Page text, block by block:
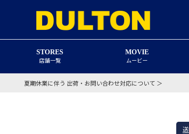
STORES
店舗一覧
MOVIE
ムービー
夏期休業に伴う 出荷・お問い合わせ対応について ＞